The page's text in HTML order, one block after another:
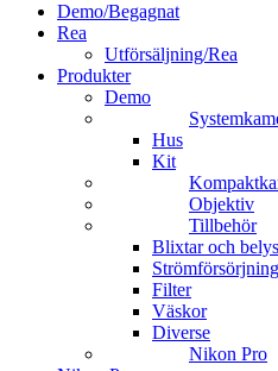
Demo/Begagnat
Rea
Utförsäljning/Rea
Produkter
Demo
Hus
Kit
Objektiv
Tillbehör
Blixtar och
Strömförsörjning
Filter
Väskor
Diverse
Nikon Pro